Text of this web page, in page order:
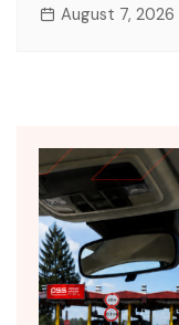
August 7, 2026